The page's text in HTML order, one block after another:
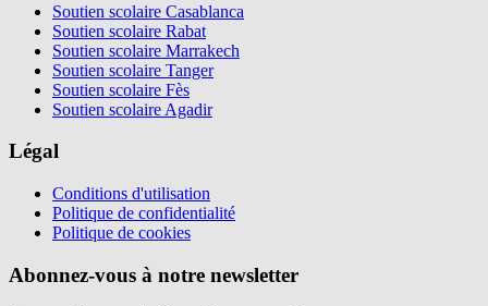
Soutien scolaire Casablanca
Soutien scolaire Rabat
Soutien scolaire Marrakech
Soutien scolaire Tanger
Soutien scolaire Fès
Soutien scolaire Agadir
Légal
Conditions d'utilisation
Politique de confidentialité
Politique de cookies
Abonnez-vous à notre newsletter